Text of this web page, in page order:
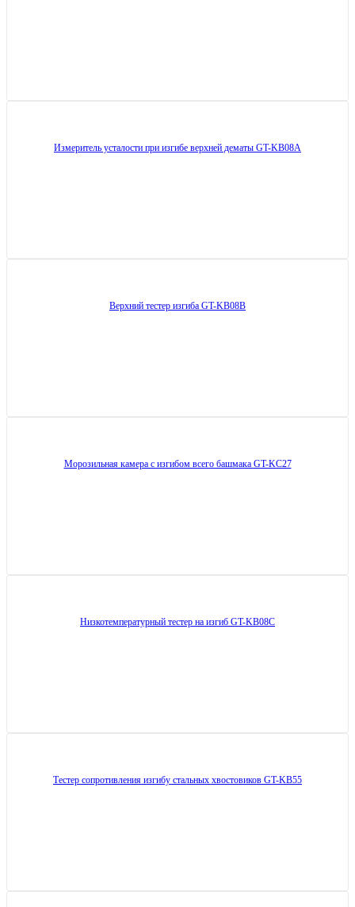
Измеритель усталости при изгибе верхней дематы GT-KB08A
Верхний тестер изгиба GT-KB08B
Морозильная камера с изгибом всего башмака GT-KC27
Низкотемпературный тестер на изгиб GT-KB08C
Тестер сопротивления изгибу стальных хвостовиков GT-KB55